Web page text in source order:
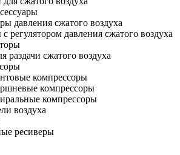
давления сжатого воздуха
регулятором давления сжатого воздуха
раздачи сжатого воздуха
компрессоры
компрессоры
компрессоры
воздуха
ресиверы